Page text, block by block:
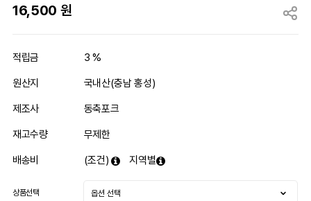
16,500 원
적립금 3 %
원산지 국내산(충남 홍성)
제조사 동축포크
재고수량 무제한
배송비 (조건) 지역별
상품선택